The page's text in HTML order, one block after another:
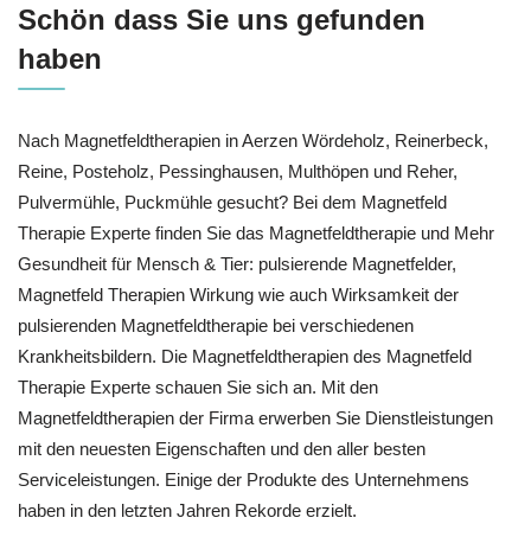
Schön dass Sie uns gefunden
haben
Nach Magnetfeldtherapien in Aerzen Wördeholz, Reinerbeck,
Reine, Posteholz, Pessinghausen, Multhöpen und Reher,
Pulvermühle, Puckmühle gesucht? Bei dem Magnetfeld
Therapie Experte finden Sie das Magnetfeldtherapie und Mehr
Gesundheit für Mensch & Tier: pulsierende Magnetfelder,
Magnetfeld Therapien Wirkung wie auch Wirksamkeit der
pulsierenden Magnetfeldtherapie bei verschiedenen
Krankheitsbildern. Die Magnetfeldtherapien des Magnetfeld
Therapie Experte schauen Sie sich an. Mit den
Magnetfeldtherapien der Firma erwerben Sie Dienstleistungen
mit den neuesten Eigenschaften und den aller besten
Serviceleistungen. Einige der Produkte des Unternehmens
haben in den letzten Jahren Rekorde erzielt.